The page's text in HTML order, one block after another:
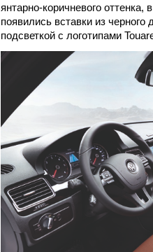
янтарно-коричневого
появились вставки из
подсветкой с логотипами